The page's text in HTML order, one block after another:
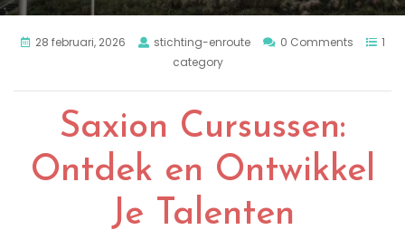
28 februari, 2026 stichting-enroute 0 Comments
1
category
Saxion Cursussen:
Ontdek en Ontwikkel
Je Talenten